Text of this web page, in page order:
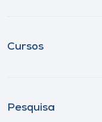
Cursos
Pesquisa